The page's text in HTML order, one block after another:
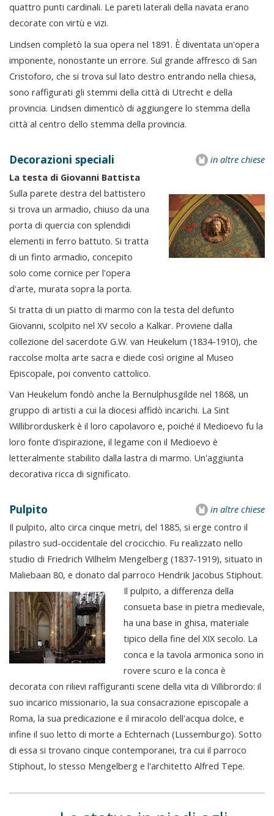
quattro punti cardinali. Le pareti laterali della navata erano
decorate con virtù e vizi.
Lindsen completò la sua opera nel 1891. È diventata un'opera
imponente, nonostante un errore. Sul grande affresco di San
Cristoforo, che si trova sul lato destro entrando nella chiesa,
sono raffigurati gli stemmi della città di Utrecht e della
provincia. Lindsen dimenticò di aggiungere lo stemma della
città al centro dello stemma della provincia.
in altre chiese
Decorazioni speciali
La testa di Giovanni Battista
Sulla parete destra del battistero
si trova un armadio, chiuso da una
porta di quercia con splendidi
elementi in ferro battuto. Si tratta
di un finto armadio, concepito
solo come cornice per l'opera
d'arte, murata sopra la porta.
Si tratta di un piatto di marmo con la testa del defunto
Giovanni, scolpito nel XV secolo a Kalkar. Proviene dalla
collezione del sacerdote G.W. van Heukelum (1834-1910), che
raccolse molta arte sacra e diede così origine al Museo
Episcopale, poi convento cattolico.
Van Heukelum fondò anche la Bernulphusgilde nel 1868, un
gruppo di artisti a cui la diocesi affidò incarichi. La Sint
Willibrorduskerk è il loro capolavoro e, poiché il Medioevo fu la
loro fonte d'ispirazione, il legame con il Medioevo è
letteralmente stabilito dalla lastra di marmo. Un'aggiunta
decorativa ricca di significato.
in altre chiese
Pulpito
Il pulpito, alto circa cinque metri, del 1885, si erge contro il
pilastro sud-occidentale del crocicchio. Fu realizzato nello
studio di Friedrich Wilhelm Mengelberg (1837-1919), situato in
Maliebaan 80, e donato dal parroco Hendrik Jacobus Stiphout.
Il pulpito, a differenza della
consueta base in pietra medievale,
ha una base in ghisa, materiale
tipico della fine del XIX secolo. La
conca e la tavola armonica sono in
rovere scuro e la conca è
decorata con rilievi raffiguranti scene della vita di Villibrordo: il
suo incarico missionario, la sua consacrazione episcopale a
Roma, la sua predicazione e il miracolo dell'acqua dolce, e
infine il suo letto di morte a Echternach (Lussemburgo). Sotto
di essa si trovano cinque contemporanei, tra cui il parroco
Stiphout, lo stesso Mengelberg e l'architetto Alfred Tepe.